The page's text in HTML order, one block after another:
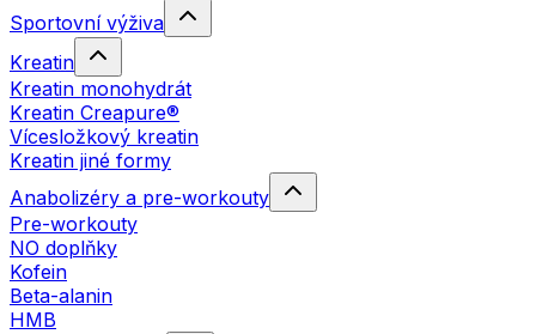
Sportovní výživa
Kreatin
Kreatin monohydrát
Kreatin Creapure®
Vícesložkový kreatin
Kreatin jiné formy
Anabolizéry a pre-workouty
Pre-workouty
NO doplňky
Kofein
Beta-alanin
HMB